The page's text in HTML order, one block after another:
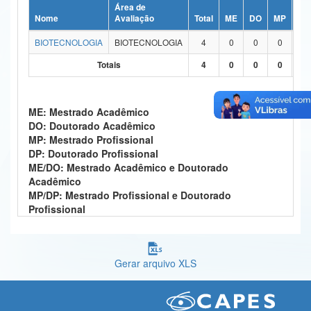
Ministério da Ciência, Tecnologia, Inovações e Comunicações
Ministério do Meio Ambiente
Controladoria-Geral da União
Ministério da Mulher, da Família e dos Direitos Humanos
Secretaria-Geral
Secretaria de Governo
Nome
Área de
Avaliação
Total ME DO MP
BIOTECNOLOGIA
BIOTECNOLOGIA 4 0 0 0
Totais
4 0 0 0
ME: Mestrado Acadêmico
DO: Doutorado Acadêmico
MP: Mestrado Profissional
DP: Doutorado Profissional
ME/DO: Mestrado Acadêmico e Doutorado
Acadêmico
MP/DP: Mestrado Profissional e Doutorado
Profissional
Gerar arquivo XLS